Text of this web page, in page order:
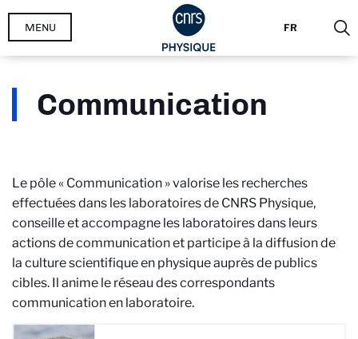
Aller
FR
MENU
Communication
Le pôle « Communication » valorise les recherches
effectuées dans les laboratoires de CNRS Physique,
conseille et accompagne les laboratoires dans leurs
actions de communication et participe à la diffusion de
la culture scientifique en physique auprès de publics
cibles. Il anime le réseau des correspondants
communication en laboratoire.